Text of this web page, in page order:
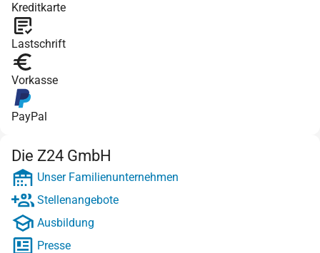
Kreditkarte
Lastschrift
Vorkasse
PayPal
Die Z24 GmbH
Unser Familienunternehmen
Stellenangebote
Ausbildung
Presse